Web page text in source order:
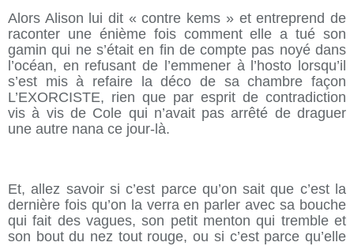
Alors Alison lui dit « contre kems » et entreprend de
raconter une énième fois comment elle a tué son
gamin qui ne s’était en fin de compte pas noyé dans
l’océan, en refusant de l’emmener à l’hosto lorsqu’il
s’est mis à refaire la déco de sa chambre façon
L’EXORCISTE, rien que par esprit de contradiction
vis à vis de Cole qui n’avait pas arrêté de draguer
une autre nana ce jour-là.
Et, allez savoir si c’est parce qu’on sait que c’est la
dernière fois qu’on la verra en parler avec sa bouche
qui fait des vagues, son petit menton qui tremble et
son bout du nez tout rouge, ou si c’est parce qu’elle